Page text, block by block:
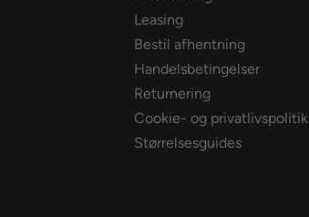
Leasing
Bestil afhentning
Handelsbetingelser
Returnering
Cookie- og privatlivspolitik
Størrelsesguides